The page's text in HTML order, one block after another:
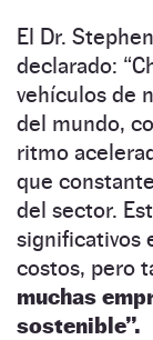
El Dr.
declarado:
vehículos de
del mundo,
ritmo
que
del sector.
significativos
costos, pero
muchas
sostenible”.